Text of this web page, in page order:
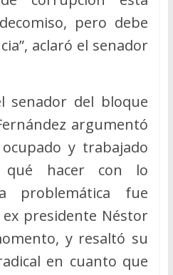
pero debe
aclaró el senador
senador del bloque
argumentó
y trabajado
qué hacer con lo
problemática fue
presidente Néstor
y resaltó su
en cuanto que